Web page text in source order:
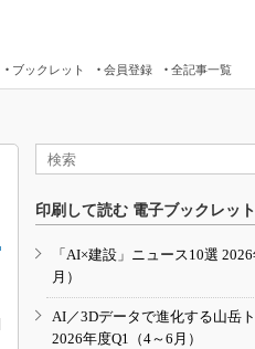
ブックレット 会員登録 全記事一覧
印刷して読む 電子ブックレット
「AI×建設」ニュース10選
月）
AI／3Dデータで進化する山岳
2026年度Q1（4～6月）